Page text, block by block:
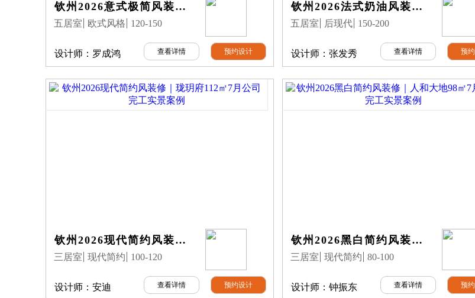
钦州2026意式极简风装修｜松宇时代城164㎡8月公司完工实景案例
五居室 欧式风格 120-150
设计师： 罗成鸿 查看详情 预约设计
钦州2026法式奶油风装修｜人和大地150㎡8月公司完工实景案例
五居室 后现代 150-200
设计师： 张发秀 查看详情 预
钦州2026现代简约风装修｜珑玥府112㎡7月公司完工实景案例
三居室 现代简约 100-120
设计师： 安迪 查看详情 预约设计
钦州2026黑白简约风装修｜人和大地98㎡7月公司完工实景案例
三居室 现代简约 80-100
设计师： 钟振东 查看详情 预